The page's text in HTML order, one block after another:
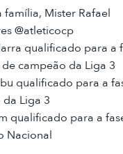
família, Mister Rafael
@atleticocp
qualificado para a
campeão da Liga 3
qualificado para a
Liga 3
qualificado para a
Nacional